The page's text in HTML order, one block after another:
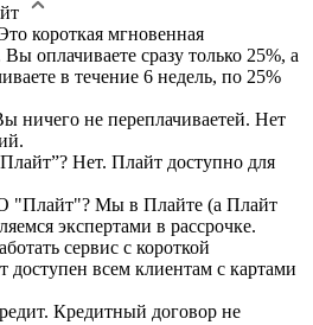
короткая мгновенная
оплачиваете сразу только 25%, а
в течение 6 недель, по 25%
ничего не переплачиваетей. Нет
Нет. Плайт доступно для
"Плайт"? Мы в Плайте (а Плайт
экспертами в рассрочке.
сервис с короткой
доступен всем клиентам с картами
Кредитный договор не